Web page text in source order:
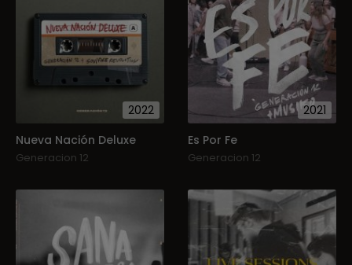
2022
Nueva Nación Deluxe
Generacion 12
2021
Es Por Fe
Generacion 12